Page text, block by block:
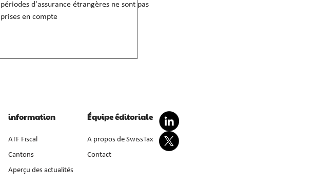
périodes d'assurance étrangères ne sont pas
prises en compte
information
ATF Fiscal
Cantons
Équipe éditoriale
A propos de SwissTax
Contact
Aperçu des actualités